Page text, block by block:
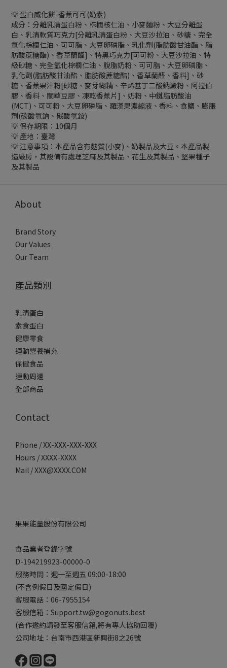
💡 蛋白威化餅-香蕉可可(奶素)
成分：分離乳清蛋白粉、棕櫚核仁油、小麥麵粉、大豆分離蛋
白、乳清軟質巧克力[分離乳清蛋白粉、大豆沙拉油、砂糖、完全
氫化棕櫚仁油、可可脂、大豆卵磷脂、乳化劑(脂肪酸甘油酯、脂
肪酸蔗糖酯) 、香草蘭醛] 、特黑巧克力[可可粉、大豆沙拉油、特
級砂糖、完全氫化棕櫚仁油、脫脂奶粉、可可脂、大豆卵磷脂、
乳化劑(脂肪酸甘油酯、脂肪酸蔗糖酯) 、香草蘭醛、香料] 、砂
糖、香蕉果汁粉[砂糖、麥芽糊精、辛烯基丁二酸鈉澱粉、阿拉伯
膠、香料、關華豆膠、凍乾香蕉片 ] 、奶粉、中鏈脂肪酸油
(MCT) 、可可粉、大豆卵磷脂、羅漢果濃縮液、香料、食鹽、膨脹
劑(碳酸氫鈉、碳酸氫銨)
💡 保存期限：10個月
💡 產地：臺灣
💡 注意事項： 本產品含有麩質(小麥) 、奶製品及大豆。本產品製
造廠房，其設備有處理芝麻及其製品、花生及其製品、堅果種子
及其製品
About
Brand Story
Our Values
Our Team
產品類別
乳清蛋白
素食蛋白
健康零食
運動營養補充
保健食品
運動周邊
全部商品
Contact
Phone / XX-XXX-XXX-XXX
Hours / XXXX-XXXX
Mail / XXX@XXXX.COM
果果能量股份有限公司
食品業者登錄字號
D-194219923-00000-0
服務時間：週一至週五 09:00-18:00
(不含例假日及國定假日)
客服電話：06-7955154
客服信箱：Support.tw@gogonuts.best
(合作邀約請發至客服信箱,將有專人協助回覆)
公司地址：台南市西港區新興街8之26號